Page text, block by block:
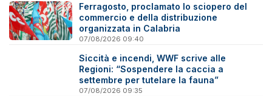
Ferragosto, proclamato lo sciopero del
commercio e della distribuzione
organizzata in Calabria
07/08/2026 09:40
Siccità e incendi, WWF scrive alle
Regioni: “Sospendere la caccia a
settembre per tutelare la fauna”
07/08/2026 09:35